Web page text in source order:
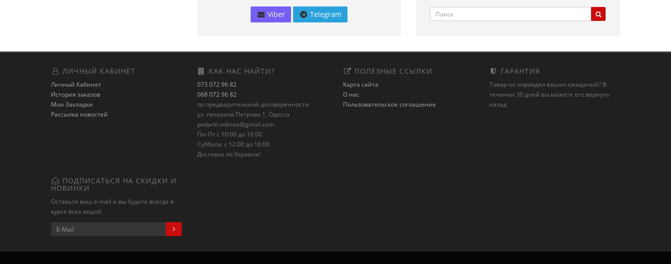
Viber Telegram
ЛИЧНЫЙ КАБИНЕТ
Личный Кабинет
История заказов
Мои Закладки
Рассылка новостей
КАК НАС НАЙТИ?
073 072 96 82
068 072 96 82
по предварительной договоренности
ул. генерала Петрова 1, Одесса
podarki.odessa@gmail.com
Пн-Пт с 10:00 до 16:00
Суббота: с 12:00 до 16:00
Доставка по Украине!
ПОЛЕЗНЫЕ ССЫЛКИ
Карта сайта
О нас
Пользовательское соглашение
ГАРАНТИЯ
Товар не оправдал ваших ожиданий? В
течении 30 дней вы можете его вернуть
назад
ПОДПИСАТЬСЯ НА СКИДКИ И
НОВИНКИ
Оставьте ваш e-mail и вы будете всегда в
курсе всех акций.